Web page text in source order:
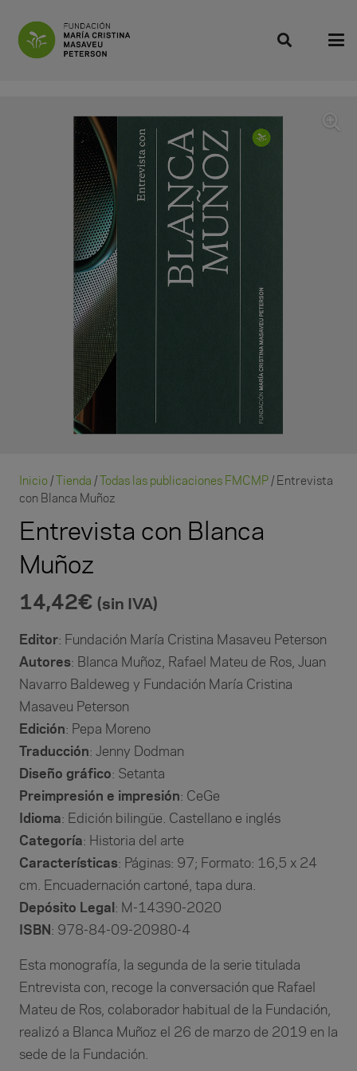
Inicio / Tienda / Todas las publicaciones FMCMP / Entrevista
con Blanca Muñoz
Entrevista con Blanca
Muñoz
14,42€ (sin IVA)
Editor: Fundación María Cristina Masaveu Peterson
Autores: Blanca Muñoz, Rafael Mateu de Ros, Juan
Navarro Baldeweg y Fundación María Cristina
Masaveu Peterson
Edición: Pepa Moreno
Traducción: Jenny Dodman
Diseño gráfico: Setanta
Preimpresión e impresión: CeGe
Idioma: Edición bilingüe. Castellano e inglés
Categoría: Historia del arte
Características: Páginas: 97; Formato: 16,5 x 24
cm. Encuadernación cartoné, tapa dura.
Depósito Legal : M-14390-2020
ISBN : 978-84-09-20980-4
Esta monografía, la segunda de la serie titulada
Entrevista con, recoge la conversación que Rafael
Mateu de Ros, colaborador habitual de la Fundación,
realizó a Blanca Muñoz el 26 de marzo de 2019 en la
sede de la Fundación.